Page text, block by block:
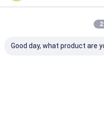
Önerilen Ürünler
Good day, what product are